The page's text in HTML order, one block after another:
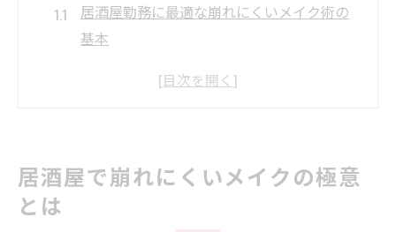
居酒屋勤務に最適な崩れにくいメイク術の
基本
ト
居酒屋で崩れにくいメイクの極意
とは